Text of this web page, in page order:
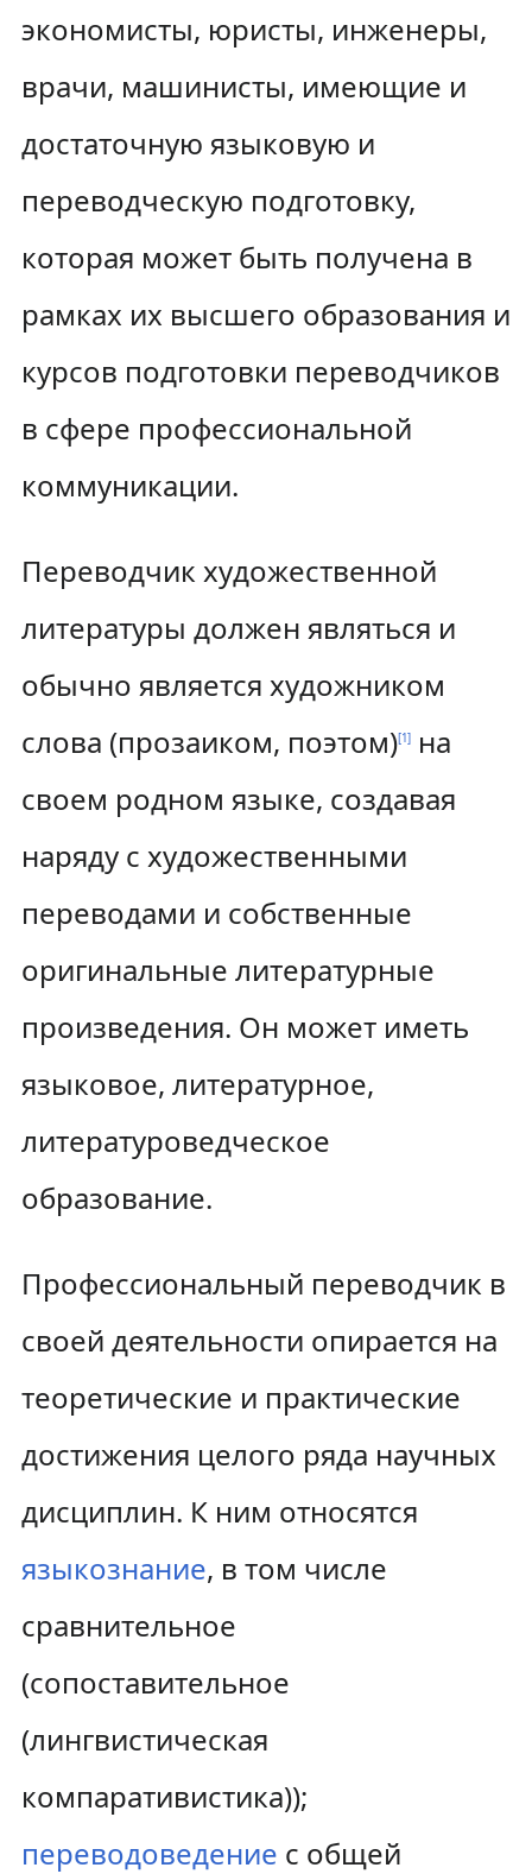
экономисты, юристы, инженеры,
врачи, машинисты, имеющие и
достаточную языковую и
переводческую подготовку,
которая может быть получена в
рамках их высшего образования и
курсов подготовки переводчиков
в сфере профессиональной
коммуникации.
Переводчик художественной
литературы должен являться и
обычно является художником
слова (прозаиком, поэтом)[1]на
своем родном языке, создавая
наряду с художественными
переводами и собственные
оригинальные литературные
произведения. Он может иметь
языковое, литературное,
литературоведческое
образование.
Профессиональный переводчик в
своей деятельности опирается на
теоретические и практические
достижения целого ряда научных
дисциплин. К ним относятся
языкознание, в том числе
сравнительное
(сопоставительное
(лингвистическая
компаративистика));
переводоведение с общей